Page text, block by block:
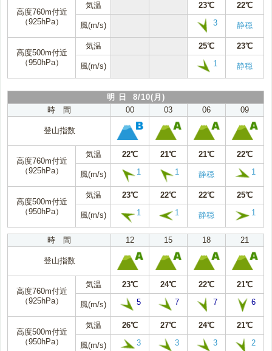
高度760m付近
（925hPa）
気温 23℃ 22℃
風(m/s) 3 静穏
高度500m付近
（950hPa）
気温 25℃ 23℃
風(m/s) 1 静穏
明 日 8/10(月)
時 間
00 03 06 09
登山指数
高度760m付近
（925hPa）
気温 22℃ 21℃ 21℃ 22℃
風(m/s) 1 1 静穏 1
高度500m付近
（950hPa）
気温 23℃ 22℃ 22℃ 25℃
風(m/s) 1 1 静穏 1
時 間 12 15 18 21
登山指数
高度760m付近
（925hPa）
気温 23℃ 24℃ 22℃ 21℃
風(m/s) 5 7 7 6
高度500m付近
（950hPa）
気温 26℃ 27℃ 24℃ 21℃
風(m/s) 3 3 3 2